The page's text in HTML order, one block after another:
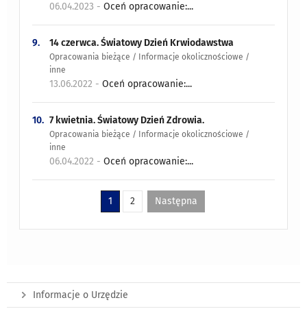
06.04.2023 -Oceń opracowanie:...
9. 14 czerwca. Światowy Dzień Krwiodawstwa
Opracowania bieżące / Informacje okolicznościowe /
inne
13.06.2022 -Oceń opracowanie:...
10. 7 kwietnia. Światowy Dzień Zdrowia.
Opracowania bieżące / Informacje okolicznościowe /
inne
06.04.2022 -Oceń opracowanie:...
1 2 Następna
Informacje o Urzędzie